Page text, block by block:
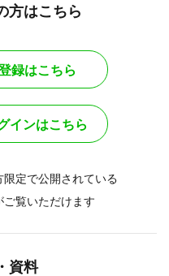
方はこちら
録はこちら
インはこちら
定で公開されている
覧いただけます
資料